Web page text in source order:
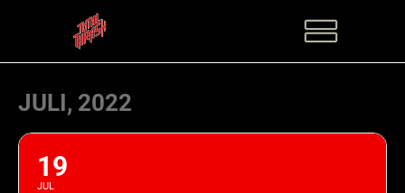
JULI, 2022
19
JUL